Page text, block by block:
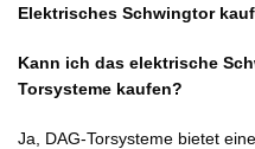
Elektrisches Schwingtor
Kann ich das elektrische
Torsysteme kaufen?
Ja, DAG-Torsysteme bietet